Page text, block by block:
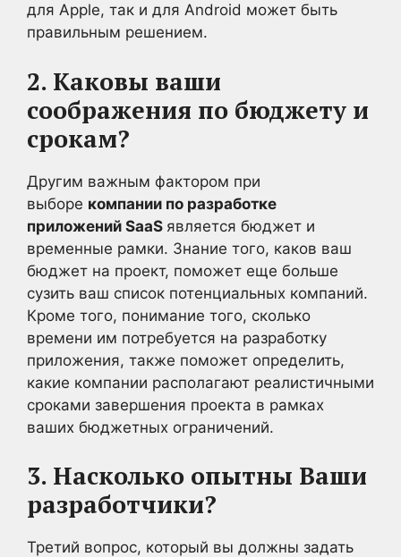
для Apple, так и для Android может быть
правильным решением.
2. Каковы ваши
соображения по бюджету и
срокам?
Другим важным фактором при
выборе компании по разработке
приложений SaaS является бюджет и
временные рамки. Знание того, каков ваш
бюджет на проект, поможет еще больше
сузить ваш список потенциальных компаний.
Кроме того, понимание того, сколько
времени им потребуется на разработку
приложения, также поможет определить,
какие компании располагают реалистичными
сроками завершения проекта в рамках
ваших бюджетных ограничений.
3. Насколько опытны Ваши
разработчики?
Третий вопрос, который вы должны задать